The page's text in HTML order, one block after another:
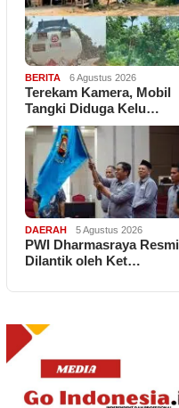
BERITA 6 Agustus 2026
Terekam Kamera, Mobil
Tangki Diduga Kelu…
DAERAH 5 Agustus 2026
PWI Dharmasraya Resmi
Dilantik oleh Ket…